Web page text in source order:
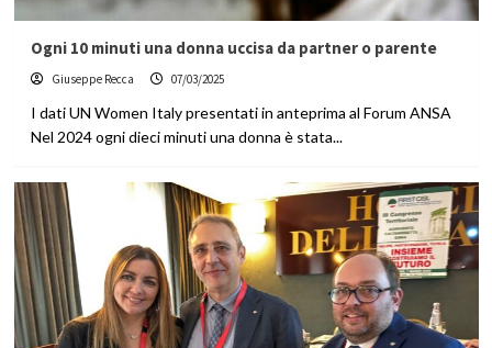
Ogni 10 minuti una donna uccisa da partner o parente
Giuseppe Recca 07/03/2025
I dati UN Women Italy presentati in anteprima al Forum ANSA
Nel 2024 ogni dieci minuti una donna è stata...